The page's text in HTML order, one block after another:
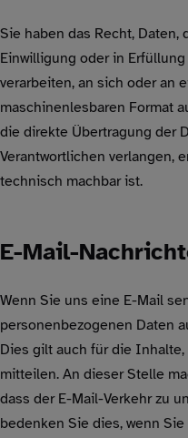
Sie haben das Recht, Daten,
Einwilligung oder in
verarbeiten, an sich oder an
maschinenlesbaren Format
die direkte Übertragung der
Verantwortlichen verlangen,
technisch machbar ist.
E-Mail-
Wenn Sie uns eine E-Mail
personenbezogenen Daten
Dies gilt auch für die
mitteilen. An dieser Stelle
dass der E-Mail-Verkehr zu
bedenken Sie dies, wenn